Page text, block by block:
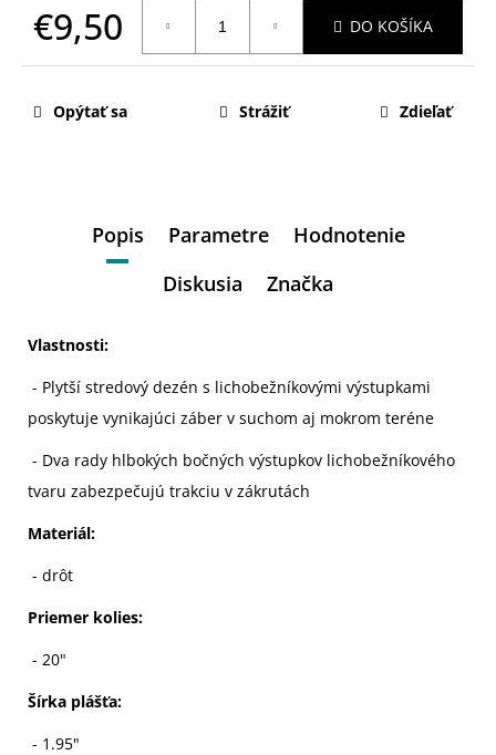
€9,50 DO KOŠÍKA
Opýtať sa Strážiť Zdieľať
Popis Parametre
Hodnotenie
Diskusia
Značka
Vlastnosti:
- Plytší stredový dezén s lichobežníkovými výstupkami
poskytuje vynikajúci záber v suchom aj mokrom teréne
- Dva rady hlbokých bočných výstupkov lichobežníkového
tvaru zabezpečujú trakciu v zákrutách
Materiál:
- drôt
Priemer kolies:
- 20"
Šírka plášťa:
- 1.95"